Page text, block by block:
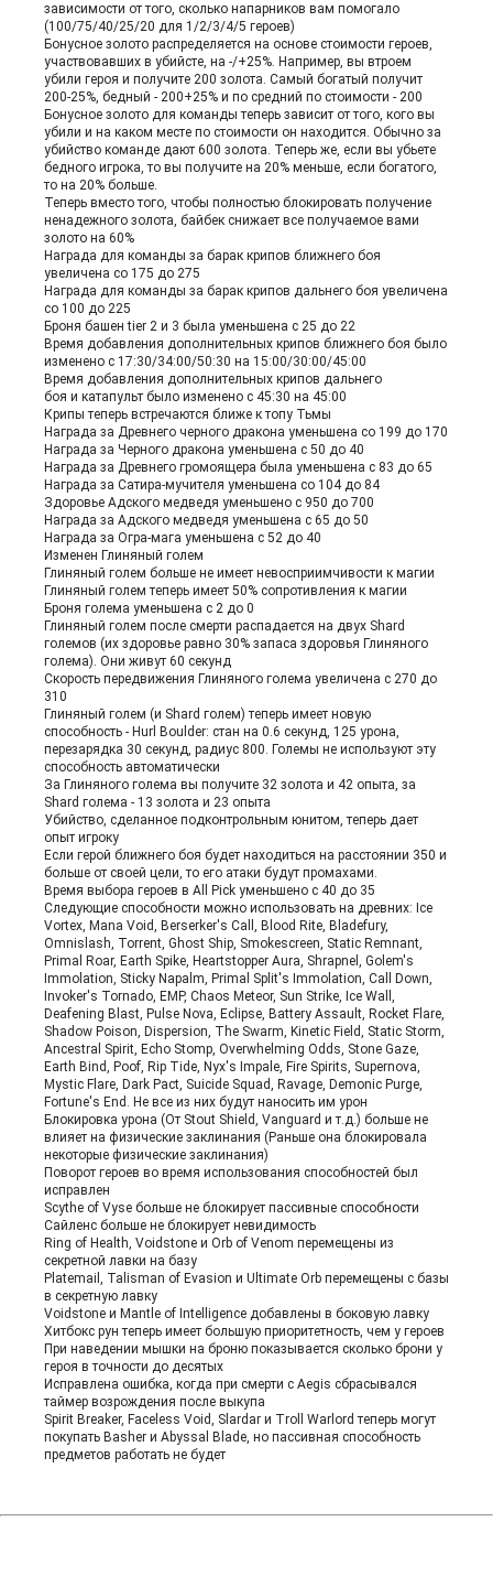
зависимости от того, сколько напарников вам помогало
(100/75/40/25/20 для 1/2/3/4/5 героев)
Бонусное золото распределяется на основе стоимости героев,
участвовавших в убийсте, на -/+25%. Например, вы втроем
убили героя и получите 200 золота. Самый богатый получит
200-25%, бедный - 200+25% и по средний по стоимости - 200
Бонусное золото для команды теперь зависит от того, кого вы
убили и на каком месте по стоимости он находится. Обычно за
убийство команде дают 600 золота. Теперь же, если вы убьете
бедного игрока, то вы получите на 20% меньше, если богатого,
то на 20% больше.
Теперь вместо того, чтобы полностью блокировать получение
ненадежного золота, байбек снижает все получаемое вами
золото на 60%
Награда для команды за барак крипов ближнего боя
увеличена со 175 до 275
Награда для команды за барак крипов дальнего боя увеличена
со 100 до 225
Броня башен tier 2 и 3 была уменьшена с 25 до 22
Время добавления дополнительных крипов ближнего боя было
изменено с 17:30/34:00/50:30 на 15:00/30:00/45:00
Время добавления дополнительных крипов дальнего
боя и катапульт было изменено с 45:30 на 45:00
Крипы теперь встречаются ближе к топу Тьмы
Награда за Древнего черного дракона уменьшена со 199 до 170
Награда за Черного дракона уменьшена с 50 до 40
Награда за Древнего громоящера была уменьшена с 83 до 65
Награда за Сатира-мучителя уменьшена со 104 до 84
Здоровье Адского медведя уменьшено с 950 до 700
Награда за Адского медведя уменьшена с 65 до 50
Награда за Огра-мага уменьшена с 52 до 40
Изменен Глиняный голем
Глиняный голем больше не имеет невосприимчивости к магии
Глиняный голем теперь имеет 50% сопротивления к магии
Броня голема уменьшена с 2 до 0
Глиняный голем после смерти распадается на двух Shard
големов (их здоровье равно 30% запаса здоровья Глиняного
голема). Они живут 60 секунд
Скорость передвижения Глиняного голема увеличена с 270 до
310
Глиняный голем (и Shard голем) теперь имеет новую
способность - Hurl Boulder: стан на 0.6 секунд, 125 урона,
перезарядка 30 секунд, радиус 800. Големы не используют эту
способность автоматически
За Глиняного голема вы получите 32 золота и 42 опыта, за
Shard голема - 13 золота и 23 опыта
Убийство, сделанное подконтрольным юнитом, теперь дает
опыт игроку
Если герой ближнего боя будет находиться на расстоянии 350 и
больше от своей цели, то его атаки будут промахами.
Время выбора героев в All Pick уменьшено с 40 до 35
Следующие способности можно использовать на древних: Ice
Vortex, Mana Void, Berserker's Call, Blood Rite, Bladefury,
Omnislash, Torrent, Ghost Ship, Smokescreen, Static Remnant,
Primal Roar, Earth Spike, Heartstopper Aura, Shrapnel, Golem's
Immolation, Sticky Napalm, Primal Split's Immolation, Call Down,
Invoker's Tornado, EMP, Chaos Meteor, Sun Strike, Ice Wall,
Deafening Blast, Pulse Nova, Eclipse, Battery Assault, Rocket Flare,
Shadow Poison, Dispersion, The Swarm, Kinetic Field, Static Storm,
Ancestral Spirit, Echo Stomp, Overwhelming Odds, Stone Gaze,
Earth Bind, Poof, Rip Tide, Nyx's Impale, Fire Spirits, Supernova,
Mystic Flare, Dark Pact, Suicide Squad, Ravage, Demonic Purge,
Fortune's End. Не все из них будут наносить им урон
Блокировка урона (От Stout Shield, Vanguard и т.д.) больше не
влияет на физические заклинания (Раньше она блокировала
некоторые физические заклинания)
Поворот героев во время использования способностей был
исправлен
Scythe of Vyse больше не блокирует пассивные способности
Сайленс больше не блокирует невидимость
Ring of Health, Voidstone и Orb of Venom перемещены из
секретной лавки на базу
Platemail, Talisman of Evasion и Ultimate Orb перемещены с базы
в секретную лавку
Voidstone и Mantle of Intelligence добавлены в боковую лавку
Хитбокс рун теперь имеет большую приоритетность, чем у героев
При наведении мышки на броню показывается сколько брони у
героя в точности до десятых
Исправлена ошибка, когда при смерти с Aegis сбрасывался
таймер возрождения после выкупа
Spirit Breaker, Faceless Void, Slardar и Troll Warlord теперь могут
покупать Basher и Abyssal Blade, но пассивная способность
предметов работать не будет